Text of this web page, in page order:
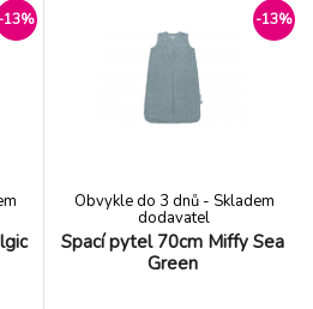
a
tím je látka více vycpaná a
izolována. Oceněný pytel na
spaní se pomocí 4-cestných
zipů změní ze spacího pytle
na pytel s nohama (overal).
13% -13%
Spací pytel 70cm Miffy Sea
Green
Obvykle do 3 dnů - Skladem
dodavatel